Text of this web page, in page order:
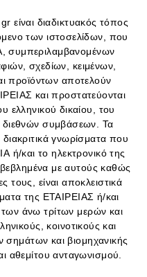
είναι διαδικτυακός τόπος
των ιστοσελίδων, που
συμπεριλαμβανομένων
σχεδίων, κειμένων,
προϊόντων αποτελούν
και προστατεύονται
ελληνικού δικαίου, του
διεθνών συμβάσεων. Τα
γνωρίσματα που
ή/και το ηλεκτρονικό της
με αυτούς καθώς
τους, είναι αποκλειστικά
της ΕΤΑΙΡΕΙΑΣ ή/και
άνω τρίτων μερών και
κοινοτικούς και
σημάτων και βιομηχανικής
αθεμίτου ανταγωνισμού.